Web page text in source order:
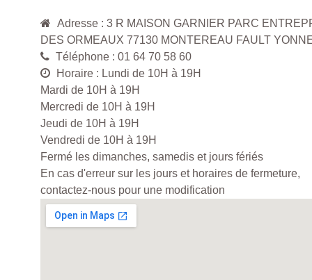
Adresse : 3 R MAISON GARNIER PARC
DES ORMEAUX 77130 MONTEREAU FAULT
Téléphone : 01 64 70 58 60
Horaire : Lundi de 10H à 19H
Mardi de 10H à 19H
Mercredi de 10H à 19H
Jeudi de 10H à 19H
Vendredi de 10H à 19H
Fermé les dimanches, samedis et jours fériés
En cas d'erreur sur les jours et horaires de fermeture,
contactez-nous pour une modification